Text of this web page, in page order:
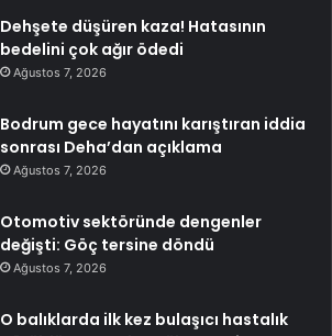
Dehşete düşüren kaza! Hatasının
bedelini çok ağır ödedi
Ağustos 7, 2026
Bodrum gece hayatını karıştıran iddia
sonrası Deha’dan açıklama
Ağustos 7, 2026
Otomotiv sektöründe dengenler
değişti: Göç tersine döndü
Ağustos 7, 2026
O balıklarda ilk kez bulaşıcı hastalık